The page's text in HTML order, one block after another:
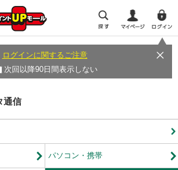
ログインに関するご注意
次回以降90日間表示しない
通信
パソコン・携帯